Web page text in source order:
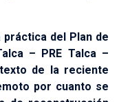
del Plan de
– PRE Talca –
de la reciente
por cuanto se